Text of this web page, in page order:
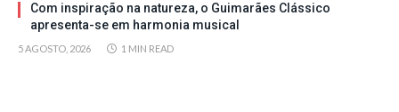
Com inspiração na natureza, o Guimarães Clássico
apresenta-se em harmonia musical
5 AGOSTO, 2026 1 MIN READ